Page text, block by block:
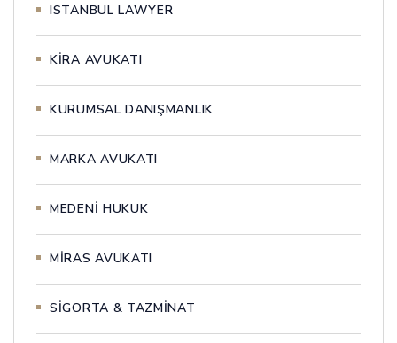
ISTANBUL LAWYER
KİRA AVUKATI
KURUMSAL DANIŞMANLIK
MARKA AVUKATI
MEDENİ HUKUK
MİRAS AVUKATI
SİGORTA & TAZMİNAT